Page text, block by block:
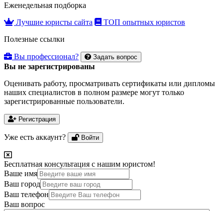
Еженедельная подборка
Лучшие юристы сайта
ТОП опытных юристов
Полезные ссылки
Вы профессионал? Задать вопрос
Вы не зарегистрированы
Оценивать работу, просматривать сертификаты или дипломы
наших специалистов в полном размере могут только
зарегистрированные пользователи.
Регистрация
Уже есть аккаунт? Войти
Бесплатная консультация с нашим юристом!
Ваше имя
Ваш город
Ваш телефон
Ваш вопрос